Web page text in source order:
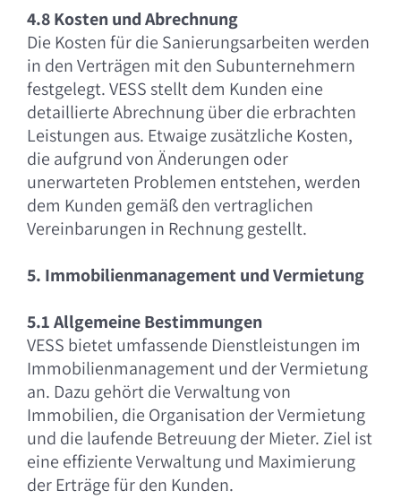
4.8 Kosten und Abrechnung
Die Kosten für die Sanierungsarbeiten werden
in den Verträgen mit den Subunternehmern
festgelegt. VESS stellt dem Kunden eine
detaillierte Abrechnung über die erbrachten
Leistungen aus. Etwaige zusätzliche Kosten,
die aufgrund von Änderungen oder
unerwarteten Problemen entstehen, werden
dem Kunden gemäß den vertraglichen
Vereinbarungen in Rechnung gestellt.
5. Immobilienmanagement und Vermietung
5.1 Allgemeine Bestimmungen
VESS bietet umfassende Dienstleistungen im
Immobilienmanagement und der Vermietung
an. Dazu gehört die Verwaltung von
Immobilien, die Organisation der Vermietung
und die laufende Betreuung der Mieter. Ziel ist
eine effiziente Verwaltung und Maximierung
der Erträge für den Kunden.